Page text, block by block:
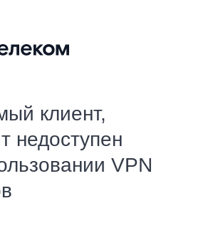
клиент,
недоступен
VPN